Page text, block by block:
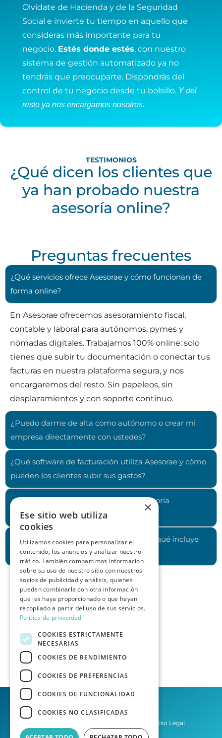
Olvídate de Hacienda y de la Seguridad
Social e invierte tu tiempo en aquello que
consideras más importante para tu
negocio. Estés donde estés, con nuestro
sistema de gestión automatizado ya no
tendrás que preocuparte. Dispondrás del
control de tu negocio desde tu bolsillo. Y del
resto ya nos encargamos nosotros.
TESTIMONIOS
¿Qué dicen los clientes que
ya han probado nuestra
asesoría online?
Preguntas frecuentes
¿Qué servicios ofrece Asesorae y cómo funcionan de
forma online?
En Asesorae ofrecemos asesoramiento fiscal,
contable y laboral para autónomos, pymes y
nómadas digitales. Trabajamos 100% online: solo
tienes que subir tu documentación o conectar tus
facturas en nuestra plataforma segura, y nos
encargaremos del resto. Sin papeleos, sin
desplazamientos y con soporte continuo.
¿Puedo darme de alta como autónomo o crear mi
empresa directamente con ustedes?
¿Qué software de facturación utiliza Asesorae y cómo
pueden los clientes subir sus gastos?
¿Qué diferencia a Asesorae de una asesoría
tradicional?
¿Cuánto cuesta contratar los servicios y qué incluye
cada plan?
Aviso Legal
×
Ese sitio web utiliza
cookies
Utilizamos cookies para personalizar el
contenido, los anuncios y analizar nuestro
tráfico. También compartimos información
sobre su uso de nuestro sitio con nuestros
socios de publicidad y análisis, quienes
pueden combinarla con otra información
que les haya proporcionado o que hayan
recopilado a partir del uso de sus servicios.
Política de privacidad
COOKIES ESTRICTAMENTE
NECESARIAS
COOKIES DE RENDIMIENTO
COOKIES DE PREFERENCIAS
COOKIES DE FUNCIONALIDAD
COOKIES NO CLASIFICADAS